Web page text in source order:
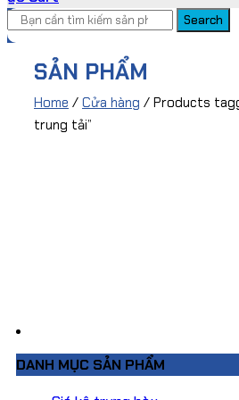
Search
SẢN PHẨM
Home / Cửa hàng / Products
trung tải”
DANH MỤC SẢN PHẨM